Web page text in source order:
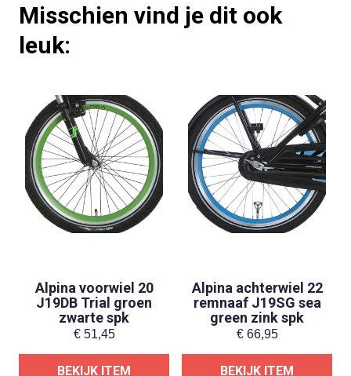
Misschien vind je dit ook
leuk:
Alpina voorwiel 20
J19DB Trial groen
zwarte spk
€51,45
BEKIJK ITEM
Alpina achterwiel 22
remnaaf J19SG sea
green zink spk
€66,95
BEKIJK ITEM